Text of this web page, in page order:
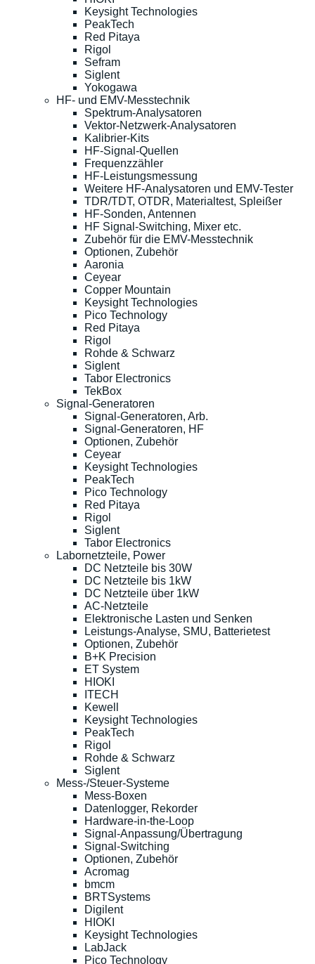
Keysight Technologies
PeakTech
Red Pitaya
Rigol
Sefram
Siglent
Yokogawa
HF- und EMV-Messtechnik
Spektrum-Analysatoren
Vektor-Netzwerk-Analysatoren
Kalibrier-Kits
HF-Signal-Quellen
Frequenzzähler
HF-Leistungsmessung
Weitere HF-Analysatoren und EMV-Tester
TDR/TDT, OTDR, Materialtest, Spleißer
HF-Sonden, Antennen
HF Signal-Switching, Mixer etc.
Zubehör für die EMV-Messtechnik
Optionen, Zubehör
Aaronia
Ceyear
Copper Mountain
Keysight Technologies
Pico Technology
Red Pitaya
Rigol
Rohde & Schwarz
Siglent
Tabor Electronics
TekBox
Signal-Generatoren
Signal-Generatoren, Arb.
Signal-Generatoren, HF
Optionen, Zubehör
Ceyear
Keysight Technologies
PeakTech
Pico Technology
Red Pitaya
Rigol
Siglent
Tabor Electronics
Labornetzteile, Power
DC Netzteile bis 30W
DC Netzteile bis 1kW
DC Netzteile über 1kW
AC-Netzteile
Elektronische Lasten und Senken
Leistungs-Analyse, SMU, Batterietest
Optionen, Zubehör
B+K Precision
ET System
HIOKI
ITECH
Kewell
Keysight Technologies
PeakTech
Rigol
Rohde & Schwarz
Siglent
Mess-/Steuer-Systeme
Mess-Boxen
Datenlogger, Rekorder
Hardware-in-the-Loop
Signal-Anpassung/Übertragung
Signal-Switching
Optionen, Zubehör
Acromag
bmcm
BRTSystems
Digilent
HIOKI
Keysight Technologies
LabJack
Pico Technology